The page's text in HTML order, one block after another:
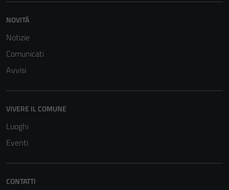
NOVITÀ
Notizie
Comunicati
Avvisi
VIVERE IL COMUNE
Luoghi
Eventi
CONTATTI